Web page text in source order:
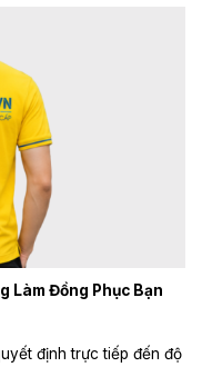
Làm Đồng Phục Bạn
định trực tiếp đến độ